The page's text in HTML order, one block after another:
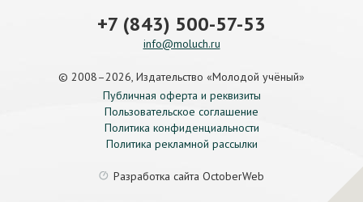
+7 (843) 500-57-53
info@moluch.ru
© 2008–2026, Издательство «Молодой учёный»
Публичная оферта и реквизиты
Пользовательское соглашение
Политика конфиденциальности
Политика рекламной рассылки
Разработка сайта OctoberWeb